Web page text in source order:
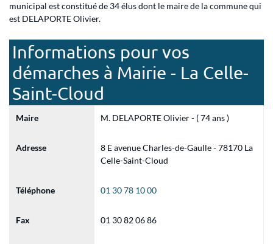
municipal est constitué de 34 élus dont le maire de la commune qui
est DELAPORTE Olivier.
Informations pour vos
démarches à Mairie - La Celle-
Saint-Cloud
Maire M. DELAPORTE Olivier - ( 74 ans )
Adresse
8 E avenue Charles-de-Gaulle - 78170 La
Celle-Saint-Cloud
Téléphone 01 30 78 10 00
Fax 01 30 82 06 86